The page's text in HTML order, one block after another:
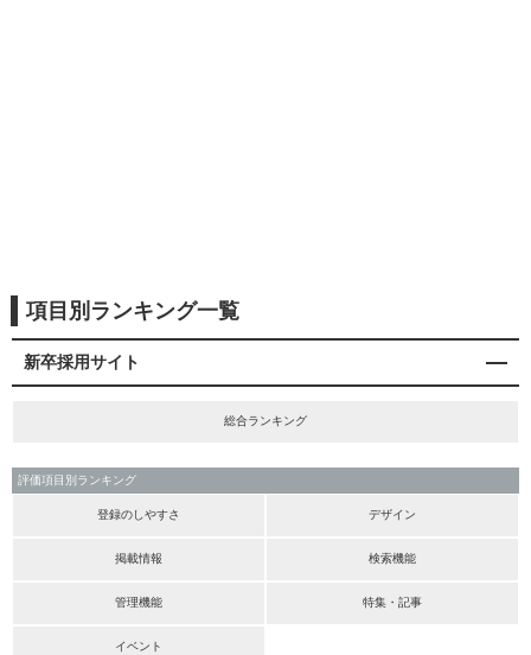
項目別ランキング一覧
新卒採用サイト
総合ランキング
評価項目別ランキング
登録のしやすさ デザイン
掲載情報 検索機能
管理機能 特集・記事
イベント